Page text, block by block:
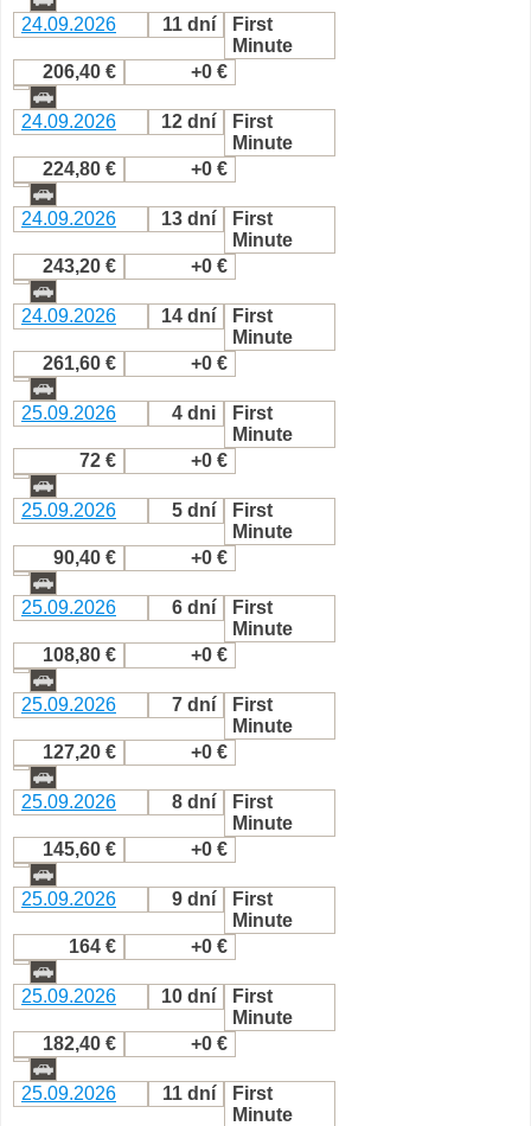
24.09.2026 11 dní
First
Minute
206,40 €
+0 €
24.09.2026 12 dní
First
Minute
224,80 €
+0 €
24.09.2026 13 dní
First
Minute
243,20 €
+0 €
24.09.2026 14 dní
First
Minute
261,60 €
+0 €
25.09.2026 4 dni
First
Minute
72 €
+0 €
25.09.2026 5 dní
First
Minute
90,40 €
+0 €
25.09.2026 6 dní
First
Minute
108,80 €
+0 €
25.09.2026 7 dní
First
Minute
127,20 €
+0 €
25.09.2026 8 dní
First
Minute
145,60 €
+0 €
25.09.2026 9 dní
First
Minute
164 €
+0 €
25.09.2026 10 dní
First
Minute
182,40 €
+0 €
25.09.2026 11 dní
First
Minute